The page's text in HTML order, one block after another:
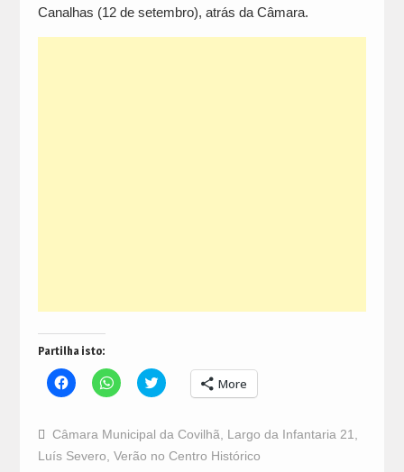
Canalhas (12 de setembro), atrás da Câmara.
Partilha isto:
Click
to
Facebook
(Opens
in
new
Click
to
WhatsApp
(Opens
in
new
Click
to
Twitter
(Opens
in
new
More
Câmara Municipal da Covilhã Largo da Infantaria 21
Luís Severo Verão no Centro Histórico